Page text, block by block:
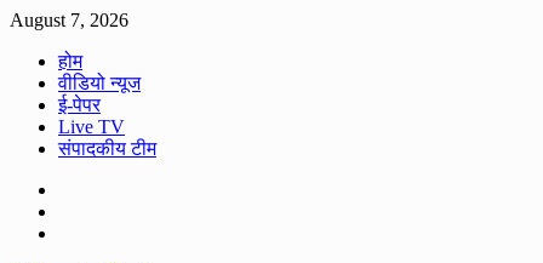
Skip
content
August 7, 2026
होम
वीडियो न्यूज
ई-पेपर
Live TV
संपादकीय टीम